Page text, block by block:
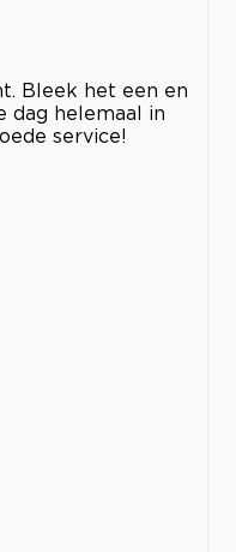
Bleek het een en
dag helemaal in
service!